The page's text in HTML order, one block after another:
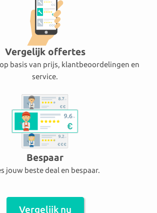
Vergelijk offertes
basis van prijs, klantbeoordelingen en
service.
Bespaar
jouw beste deal en bespaar.
Vergelijk nu